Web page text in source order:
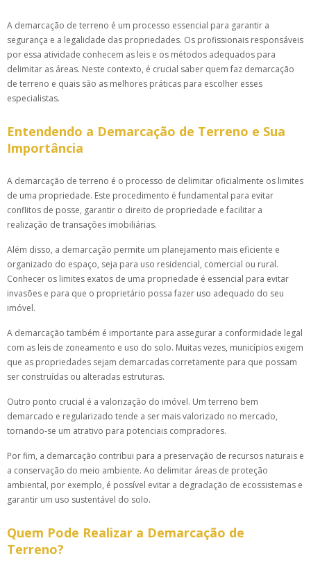
A demarcação de terreno é um processo essencial para garantir a
segurança e a legalidade das propriedades. Os profissionais responsáveis
por essa atividade conhecem as leis e os métodos adequados para
delimitar as áreas. Neste contexto, é crucial saber quem faz demarcação
de terreno e quais são as melhores práticas para escolher esses
especialistas.
Entendendo a Demarcação de Terreno e Sua
Importância
A demarcação de terreno é o processo de delimitar oficialmente os limites
de uma propriedade. Este procedimento é fundamental para evitar
conflitos de posse, garantir o direito de propriedade e facilitar a
realização de transações imobiliárias.
Além disso, a demarcação permite um planejamento mais eficiente e
organizado do espaço, seja para uso residencial, comercial ou rural.
Conhecer os limites exatos de uma propriedade é essencial para evitar
invasões e para que o proprietário possa fazer uso adequado do seu
imóvel.
A demarcação também é importante para assegurar a conformidade legal
com as leis de zoneamento e uso do solo. Muitas vezes, municípios exigem
que as propriedades sejam demarcadas corretamente para que possam
ser construídas ou alteradas estruturas.
Outro ponto crucial é a valorização do imóvel. Um terreno bem
demarcado e regularizado tende a ser mais valorizado no mercado,
tornando-se um atrativo para potenciais compradores.
Por fim, a demarcação contribui para a preservação de recursos naturais e
a conservação do meio ambiente. Ao delimitar áreas de proteção
ambiental, por exemplo, é possível evitar a degradação de ecossistemas e
garantir um uso sustentável do solo.
Quem Pode Realizar a Demarcação de
Terreno?